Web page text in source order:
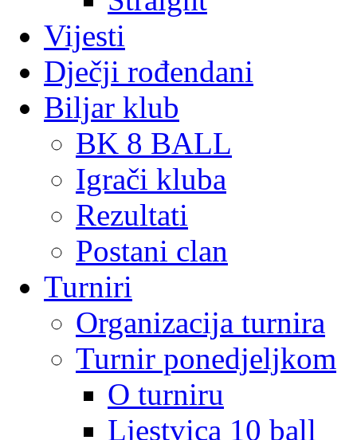
Vijesti
Dječji rođendani
Biljar klub
BK 8 BALL
Igrači kluba
Rezultati
Postani clan
Turniri
Organizacija turnira
Turnir ponedjeljkom
O turniru
Ljestvica 10 ball